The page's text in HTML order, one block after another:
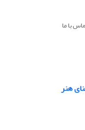
با ما
هنر